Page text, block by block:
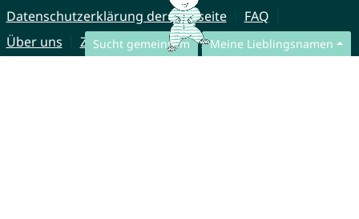
Sucht gemeinsam Meine Lieblingsnamen
Datenschutzerklärung der Webseite
FAQ
Über uns
Zusammenarbeit Impressum